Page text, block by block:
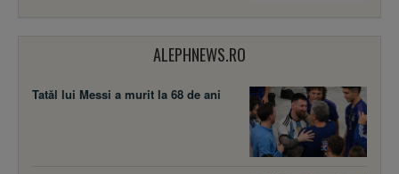
ALEPHNEWS.RO
Tatăl lui Messi a murit la 68 de ani